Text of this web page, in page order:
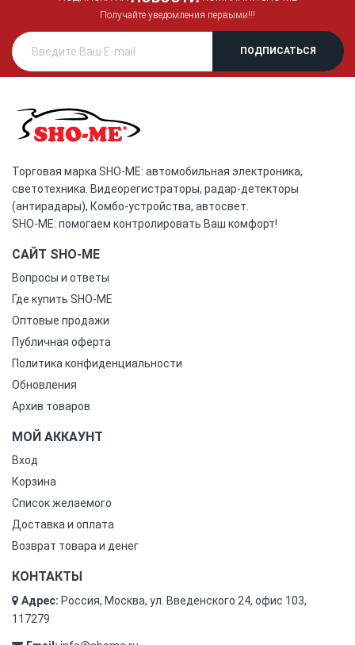
Получайте уведомления первыми!!!
Торговая марка SHO-ME: автомобильная электроника,
светотехника. Видеорегистраторы, радар-детекторы
(антирадары), Комбо-устройства, автосвет.
SHO-ME: помогаем контролировать Ваш комфорт!
САЙТ SHO-ME
Вопросы и ответы
Где купить SHO-ME
Оптовые продажи
Публичная оферта
Политика конфиденциальности
Обновления
Архив товаров
МОЙ АККАУНТ
Вход
Корзина
Список желаемого
Доставка и оплата
Возврат товара и денег
КОНТАКТЫ
Адрес: Россия, Москва, ул. Введенского 24, офис 103,
117279